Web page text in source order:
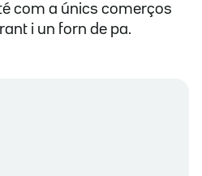
com a únics comerços
i un forn de pa.